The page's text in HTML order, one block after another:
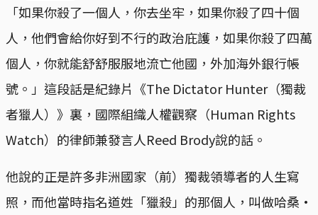
「如果你殺了一個人，你去坐牢，如果你殺了四十個
人，他們會給你好到不行的政治庇護，如果你殺了四萬
個人，你就能舒舒服服地流亡他國，外加海外銀行帳
號。」這段話是紀錄片《The Dictator Hunter（獨裁
者獵人）》裏，國際組織人權觀察（Human Rights
Watch）的律師兼發言人Reed Brody說的話。
他說的正是許多非洲國家（前）獨裁領導者的人生寫
照，而他當時指名道姓「獵殺」的那個人，叫做哈桑·